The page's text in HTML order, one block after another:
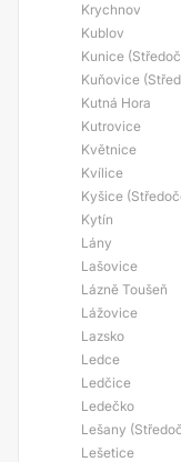
Krychnov
Kublov
Kunice
Kuňovice
Kutná Hora
Kutrovice
Květnice
Kvílice
Kyšice
Kytín
Lány
Lašovice
Lázně Toušeň
Lážovice
Lazsko
Ledce
Ledčice
Ledečko
Lešany
Lešetice